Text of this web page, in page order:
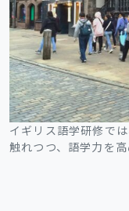
イギリス語学研修で
触れつつ、語学力を高